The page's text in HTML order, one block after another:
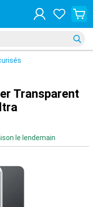
Transparent
le lendemain